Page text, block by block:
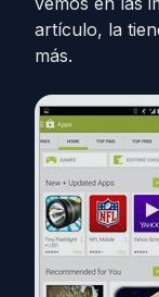
artículo, la
más.